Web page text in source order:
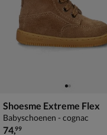
Shoesme Extreme Flex
Babyschoenen - cognac
€ 74,99
74,99